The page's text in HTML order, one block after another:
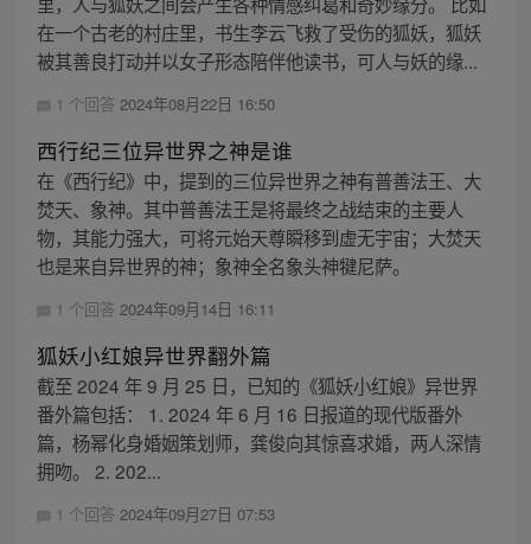
在一个古老的村庄里，书生李云飞救了受伤的狐妖，狐妖
被其善良打动并以女子形态陪伴他读书，可人与妖的缘...
1 个回答 2024年08月22日 16:50
西行纪三位异世界之神是谁
在《西行纪》中，提到的三位异世界之神有普善法王、大
焚天、象神。其中普善法王是将最终之战结束的主要人
物，其能力强大，可将元始天尊瞬移到虚无宇宙；大焚天
也是来自异世界的神；象神全名象头神犍尼萨。
1 个回答 2024年09月14日 16:11
狐妖小红娘异世界翻外篇
截至 2024 年 9 月 25 日，已知的《狐妖小红娘》异世界
番外篇包括： 1. 2024 年 6 月 16 日报道的现代版番外
篇，杨幂化身婚姻策划师，龚俊向其惊喜求婚，两人深情
拥吻。 2. 202...
1 个回答 2024年09月27日 07:53